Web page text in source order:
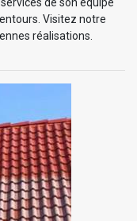
Visitez notre
réalisations.